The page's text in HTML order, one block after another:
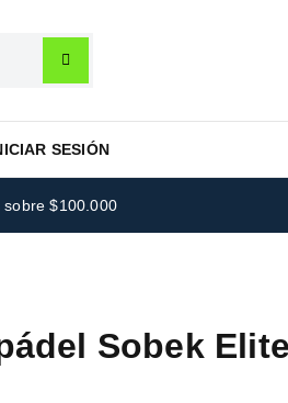
SESIÓN
$100.000
Sobek Elite